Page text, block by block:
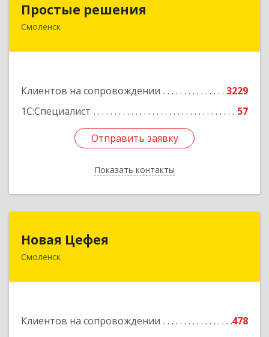
Простые решения
Смоленск
Клиентов на сопровождении
3229
1С:Специалист
57
Отправить заявку
Показать контакты
214015, Смоленская обл, Смоленск г, Большая
Отправить заявку
Назад
Новая Цефея
Смоленск
Клиентов на сопровождении
478
214018, Смоленская обл, Смоленск г, Раевского